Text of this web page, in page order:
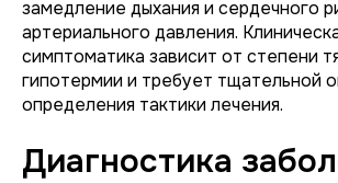
замедление дыхания и сердечного
артериального давления.
симптоматика зависит от степени
гипотермии и требует тщательной
определения тактики лечения.
Диагностика